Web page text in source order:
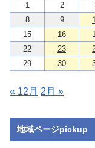
1
2
8
9
15
16
22
23
29
30
« 12月 2月 »
地域ページpickup